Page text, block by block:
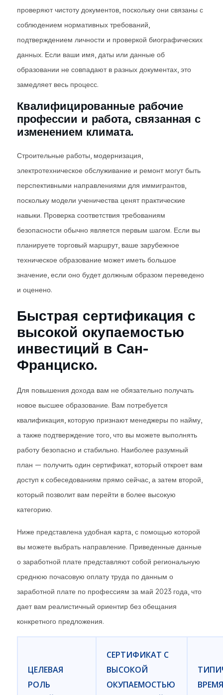
проверяют чистоту документов, поскольку они связаны с
соблюдением нормативных требований,
подтверждением личности и проверкой биографических
данных. Если ваши имя, даты или данные об
образовании не совпадают в разных документах, это
замедляет весь процесс.
Квалифицированные рабочие
профессии и работа, связанная с
изменением климата.
Строительные работы, модернизация,
электротехническое обслуживание и ремонт могут быть
перспективными направлениями для иммигрантов,
поскольку модели ученичества ценят практические
навыки. Проверка соответствия требованиям
безопасности обычно является первым шагом. Если вы
планируете торговый маршрут, ваше зарубежное
техническое образование может иметь большое
значение, если оно будет должным образом переведено
и оценено.
Быстрая сертификация с
высокой окупаемостью
инвестиций в Сан-
Франциско.
Для повышения дохода вам не обязательно получать
новое высшее образование. Вам потребуется
квалификация, которую признают менеджеры по найму,
а также подтверждение того, что вы можете выполнять
работу безопасно и стабильно. Наиболее разумный
план — получить один сертификат, который откроет вам
доступ к собеседованиям прямо сейчас, а затем второй,
который позволит вам перейти в более высокую
категорию.
Ниже представлена ​​удобная карта, с помощью которой
вы можете выбрать направление. Приведенные данные
о заработной плате представляют собой региональную
среднюю почасовую оплату труда по данным о
заработной плате по профессиям за май 2023 года, что
дает вам реалистичный ориентир без обещания
конкретного предложения.
ЦЕЛЕВАЯ
РОЛЬ
СЕРТИФИКАТ С
ВЫСОКОЙ
ОКУПАЕМОСТЬЮ
ВРЕМЯ